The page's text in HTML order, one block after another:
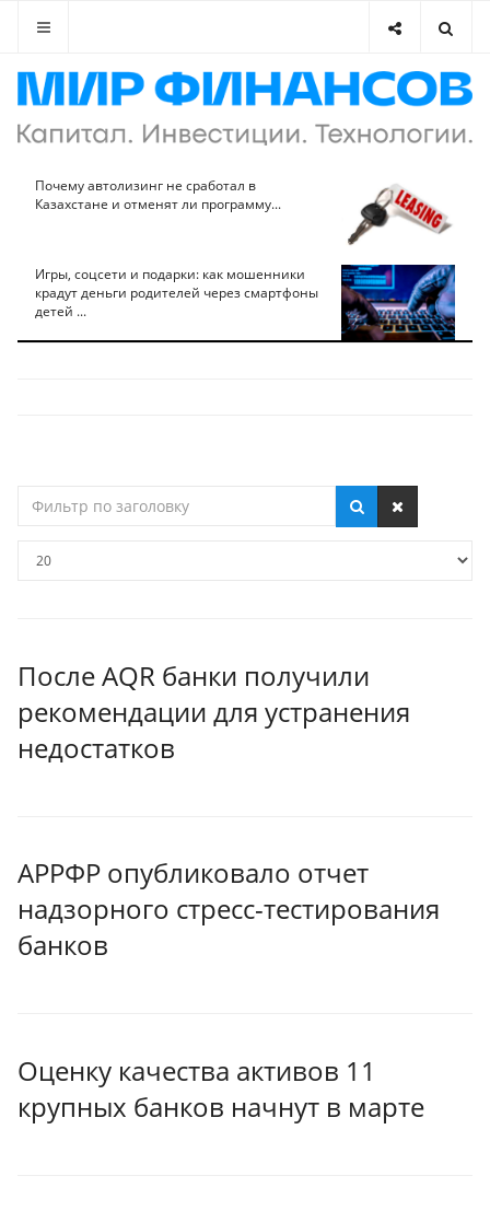
Почему автолизинг не сработал в
Казахстане и отменят ли программу...
Игры, соцсети и подарки: как мошенники
крадут деньги родителей через смартфоны
детей ...
по
После AQR банки получили
рекомендации для устранения
недостатков
АРРФР опубликовало отчет
надзорного стресс-тестирования
банков
Оценку качества активов 11
крупных банков начнут в марте